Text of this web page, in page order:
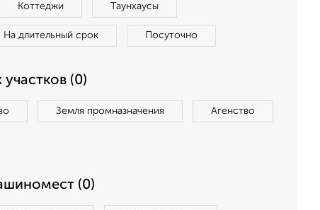
Коттеджи Таунхаусы
На длительный срок Посуточно
(0)
Земля промназначения Агенство
(0)